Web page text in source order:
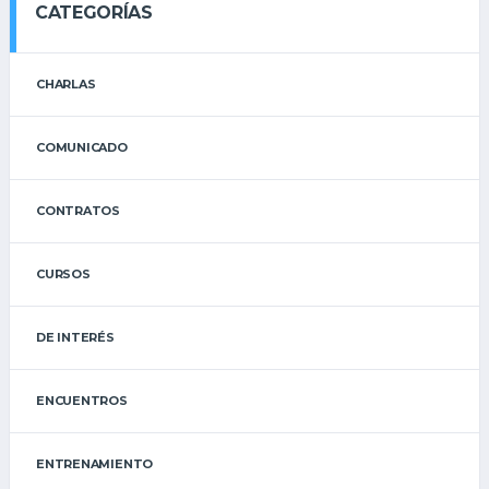
CATEGORÍAS
CHARLAS
COMUNICADO
CONTRATOS
CURSOS
DE INTERÉS
ENCUENTROS
ENTRENAMIENTO